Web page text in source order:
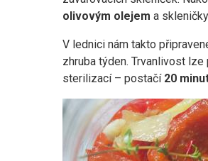
olivovým olejem a
V lednici nám takto
zhruba týden. Trvanlivost
sterilizací – postačí 20